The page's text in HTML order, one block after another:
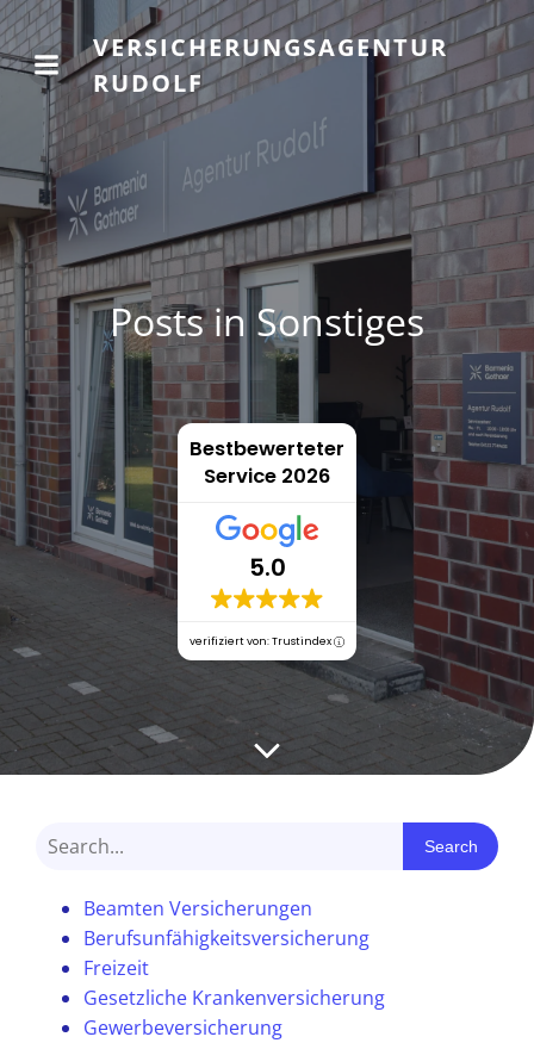
VERSICHERUNGSAGENTUR
RUDOLF
Posts in Sonstiges
Bestbewerteter
Service 2026
5.0
verifiziert von: Trustindex
Search
Beamten Versicherungen
Berufsunfähigkeitsversicherung
Freizeit
Gesetzliche Krankenversicherung
Gewerbeversicherung